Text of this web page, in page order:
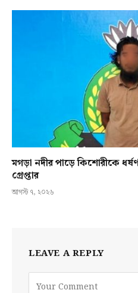
মগড়া নদীর পাড়ে কিশোরীকে
গ্রেপ্তার
আগস্ট ৭, ২০২৬
LEAVE A REPLY